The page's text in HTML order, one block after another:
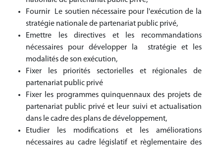
Fournir Le soutien nécessaire pour l'exécution de la
stratégie nationale de partenariat public privé,
Emettre les directives et les recommandations
nécessaires pour développer la stratégie et les
modalités de son exécution,
Fixer les priorités sectorielles et régionales de
partenariat public privé
Fixer les programmes quinquennaux des projets de
partenariat public privé et leur suivi et actualisation
dans le cadre des plans de développement,
Etudier les modifications et les améliorations
nécessaires au cadre législatif et règlementaire des